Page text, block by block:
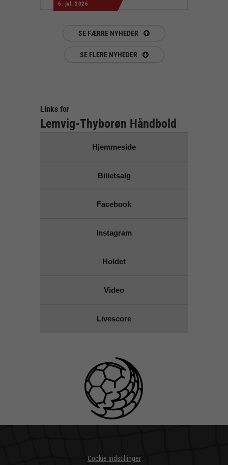
6. jul. 2026
SE FÆRRE NYHEDER
SE FLERE NYHEDER
Links for
Lemvig-Thyborøn Håndbold
Hjemmeside
Billetsalg
Facebook
Instagram
Holdet
Video
Livescore
Cookie indstillinger